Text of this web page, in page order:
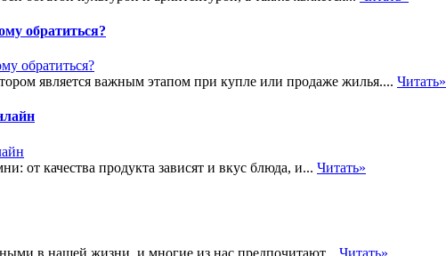
обратиться?
является важным этапом при купле или продаже жилья.... Читать»
от качества продукта зависят и вкус блюда, и... Читать»